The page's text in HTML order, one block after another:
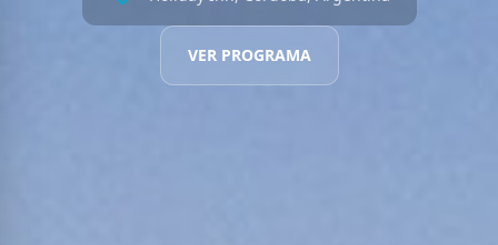
VER PROGRAMA